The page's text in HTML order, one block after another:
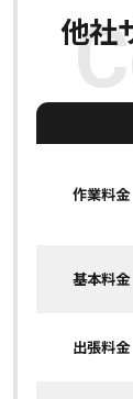
他社
作業料金
基本料金
出張料金